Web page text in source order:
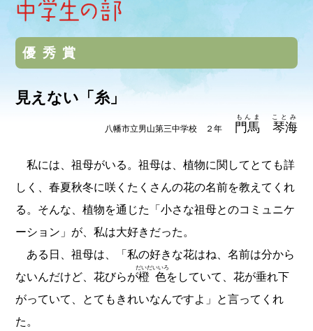
優秀賞
見えない「糸」
八幡市立男山第三中学校 ２年 門馬 琴海
もんま ことみ
私には、祖母がいる。祖母は、植物に関してとても詳
しく、春夏秋冬に咲くたくさんの花の名前を教えてくれ
る。そんな、植物を通じた「小さな祖母とのコミュニケ
ーション」が、私は大好きだった。
ある日、祖母は、「私の好きな花はね、名前は分から
ないんだけど、花びらが橙色
だいだいいろ
をしていて、花が垂れ下
がっていて、とてもきれいなんですよ」と言ってくれ
た。